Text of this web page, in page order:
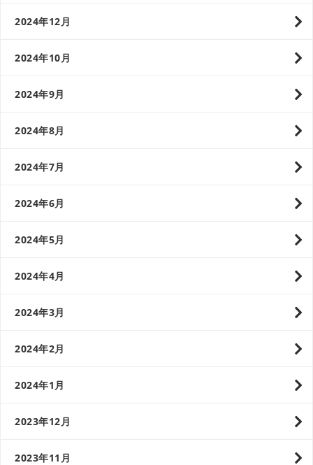
2024年12月
2024年10月
2024年9月
2024年8月
2024年7月
2024年6月
2024年5月
2024年4月
2024年3月
2024年2月
2024年1月
2023年12月
2023年11月